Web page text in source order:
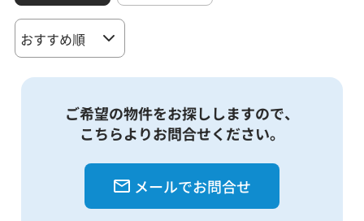
ご希望の物件をお探ししますので、
こちらよりお問合せください。
メールでお問合せ